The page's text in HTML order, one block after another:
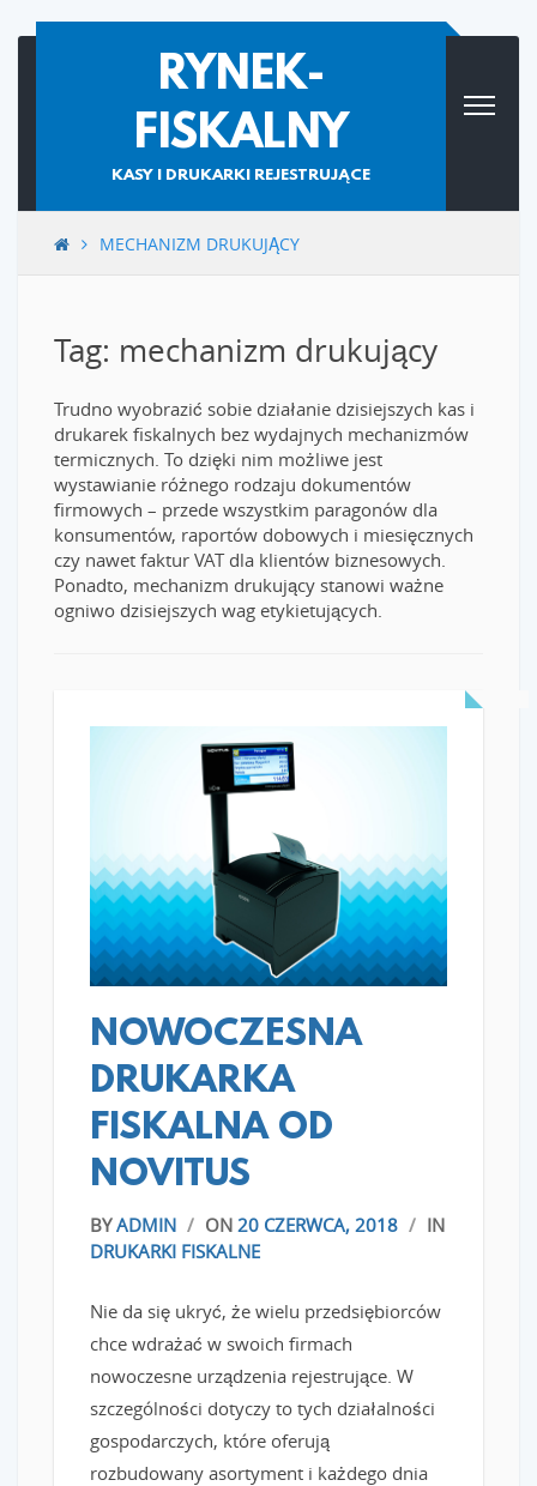
RYNEK-
FISKALNY
KASY I DRUKARKI REJESTRUJĄCE
MECHANIZM DRUKUJĄCY
Tag: mechanizm drukujący
Trudno wyobrazić sobie działanie dzisiejszych kas i
drukarek fiskalnych bez wydajnych mechanizmów
termicznych. To dzięki nim możliwe jest
wystawianie różnego rodzaju dokumentów
firmowych – przede wszystkim paragonów dla
konsumentów, raportów dobowych i miesięcznych
czy nawet faktur VAT dla klientów biznesowych.
Ponadto, mechanizm drukujący stanowi ważne
ogniwo dzisiejszych wag etykietujących.
READ MORE
NOWOCZESNA
DRUKARKA
FISKALNA OD
NOVITUS
BYADMIN / ON 20 CZERWCA, 2018 / IN
DRUKARKI FISKALNE
Nie da się ukryć, że wielu przedsiębiorców
chce wdrażać w swoich firmach
nowoczesne urządzenia rejestrujące. W
szczególności dotyczy to tych działalności
gospodarczych, które oferują
rozbudowany asortyment i każdego dnia